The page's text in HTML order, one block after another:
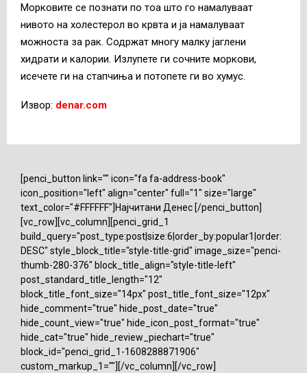
Морковите се познати по тоа што го намалуваат
нивото на холестерол во крвта и ја намалуваат
можноста за рак. Содржат многу малку јаглени
хидрати и калории. Излупете ги сочните моркови,
исечете ги на стапчиња и потопете ги во хумус.
Извор: denar.com
[penci_button link="" icon="fa fa-address-book"
icon_position="left" align="center" full="1" size="large"
text_color="#FFFFFF"]Најчитани Денес [/penci_button]
[vc_row][vc_column][penci_grid_1
build_query="post_type:post|size:6|order_by:popular1|order:
DESC" style_block_title="style-title-grid" image_size="penci-
thumb-280-376" block_title_align="style-title-left"
post_standard_title_length="12"
block_title_font_size="14px" post_title_font_size="12px"
hide_comment="true" hide_post_date="true"
hide_count_view="true" hide_icon_post_format="true"
hide_cat="true" hide_review_piechart="true"
block_id="penci_grid_1-1608288871906"
custom_markup_1=""][/vc_column][/vc_row]